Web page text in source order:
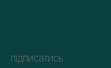
підписатись